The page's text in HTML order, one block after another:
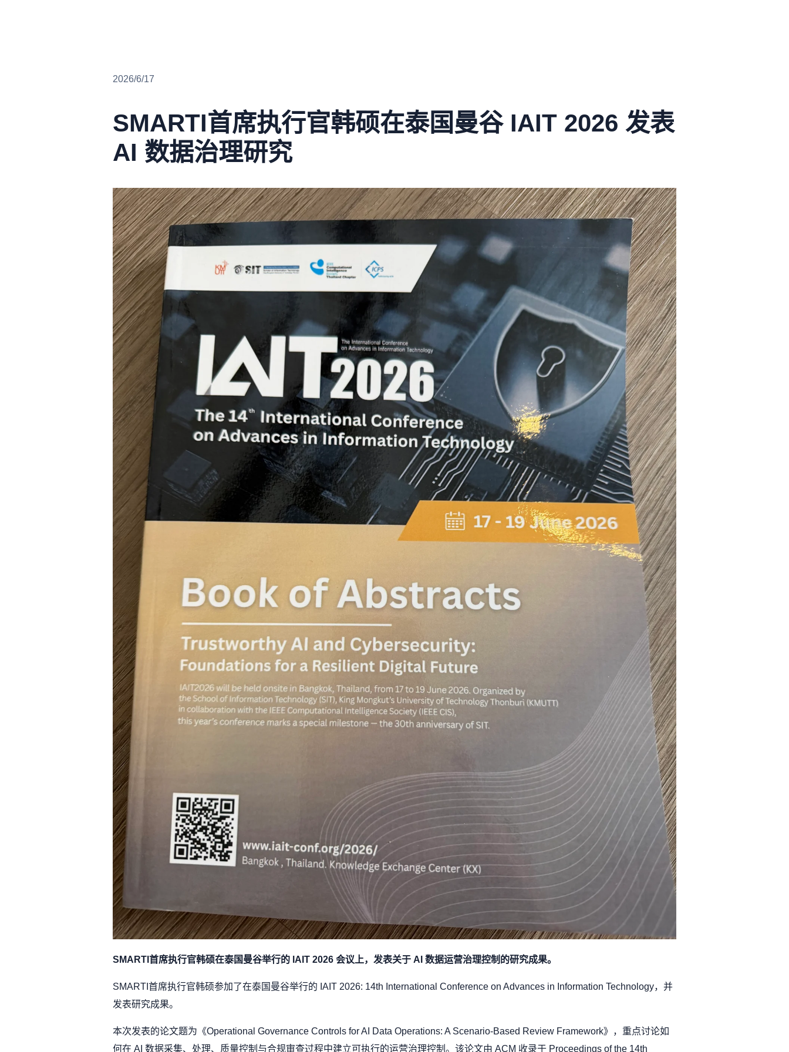
2026/6/17
SMARTI首席执行官韩硕在泰国曼谷 IAIT 2026 发表
AI 数据治理研究
SMARTI首席执行官韩硕在泰国曼谷举行的 IAIT 2026 会议上，发表关于 AI 数据运营治理控制的研究成果。
SMARTI首席执行官韩硕参加了在泰国曼谷举行的 IAIT 2026: 14th International Conference on Advances in Information Technology，并
发表研究成果。
本次发表的论文题为《Operational Governance Controls for AI Data Operations: A Scenario-Based Review Framework》，重点讨论如
何在 AI 数据采集、处理、质量控制与合规审查过程中建立可执行的运营治理控制。该论文由 ACM 收录于 Proceedings of the 14th